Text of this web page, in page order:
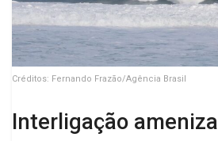
Créditos: Fernando Frazão/Agência Brasil
Interligação ameniza